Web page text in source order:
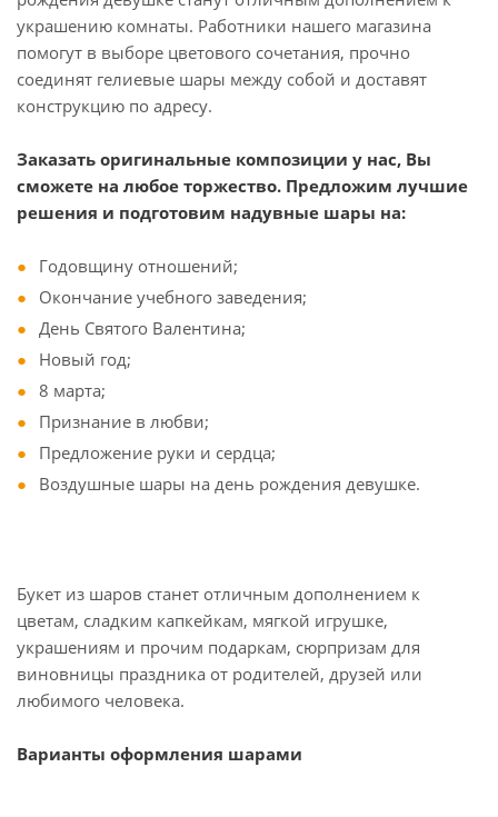
украшению комнаты. Работники нашего магазина
помогут в выборе цветового сочетания, прочно
соединят гелиевые шары между собой и доставят
конструкцию по адресу.
Заказать оригинальные композиции у нас, Вы
сможете на любое торжество. Предложим лучшие
решения и подготовим надувные шары на:
Годовщину отношений;
Окончание учебного заведения;
День Святого Валентина;
Новый год;
8 марта;
Признание в любви;
Предложение руки и сердца;
Воздушные шары на день рождения девушке.
Букет из шаров станет отличным дополнением к
цветам, сладким капкейкам, мягкой игрушке,
украшениям и прочим подаркам, сюрпризам для
виновницы праздника от родителей, друзей или
любимого человека.
Варианты оформления шарами